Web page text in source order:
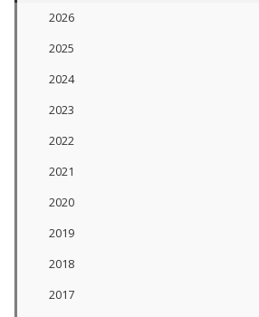
2026
2025
2024
2023
2022
2021
2020
2019
2018
2017